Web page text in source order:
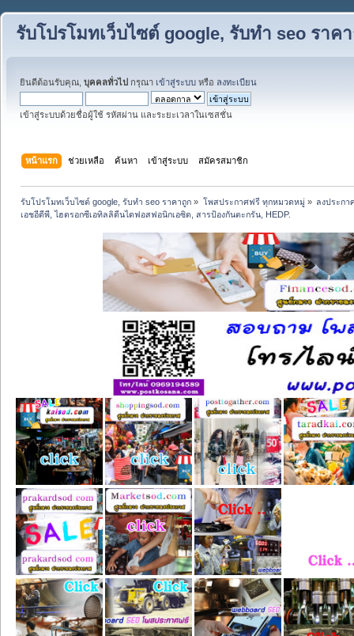
รับโปรโมทเว็บไซต์ google, รับทำ seo ราค
ยินดีต้อนรับคุณ, บุคคลทั่วไป กรุณา เข้าสู่ระบบ หรือ ลงทะเบียน
เข้าสู่ระบบด้วยชื่อผู้ใช้ รหัสผ่าน และระยะเวลาในเซสชั่น
หน้าแรก ช่วยเหลือ ค้นหา เข้าสู่ระบบ สมัครสมาชิก
รับโปรโมทเว็บไซต์ google, รับทำ seo ราคาถูก » โพสประกาศฟรี ทุกหมวดหมู่» ลงประกา
เอชอีดีพี, ไฮดรอกซีเอทิลลิดีนไดฟอสฟอนิกเอซิด, สารป้องกันตะกรัน, HEDP.